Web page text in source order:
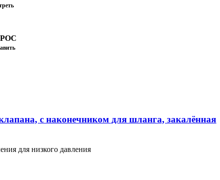
с наконечником для шланга, закалённая
для низкого давления